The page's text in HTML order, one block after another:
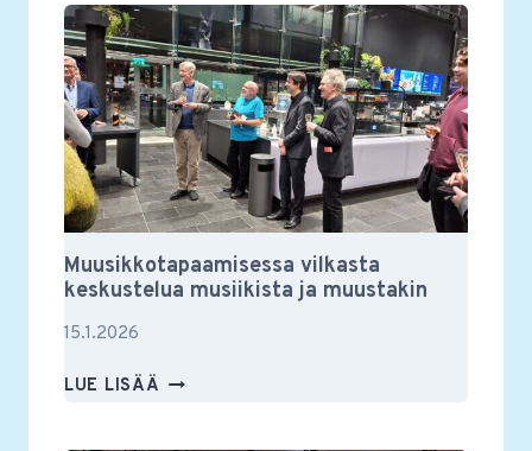
2026
Muusikkotapaamisessa vilkasta
keskustelua musiikista ja muustakin
15.1.2026
LUE LISÄÄ MUUSIKKOTAPAAMISESSA